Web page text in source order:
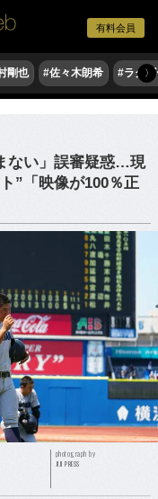
有料会員
剛也 #佐々木朗希 #ラグ〉
ない」誤審疑惑…現
”「映像が100％正
photograph by
JIJI PRESS